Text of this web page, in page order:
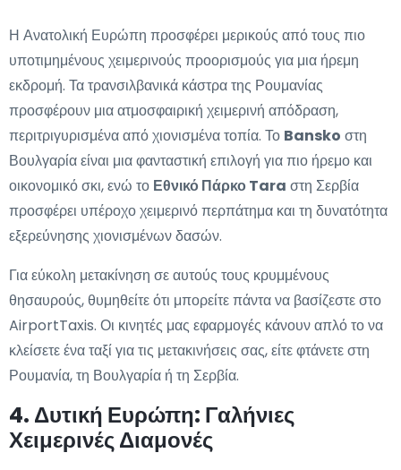
Η Ανατολική Ευρώπη προσφέρει μερικούς από τους πιο
υποτιμημένους χειμερινούς προορισμούς για μια ήρεμη
εκδρομή. Τα τρανσιλβανικά κάστρα της Ρουμανίας
προσφέρουν μια ατμοσφαιρική χειμερινή απόδραση,
περιτριγυρισμένα από χιονισμένα τοπία. Το Bansko στη
Βουλγαρία είναι μια φανταστική επιλογή για πιο ήρεμο και
οικονομικό σκι, ενώ το Εθνικό Πάρκο Tara στη Σερβία
προσφέρει υπέροχο χειμερινό περπάτημα και τη δυνατότητα
εξερεύνησης χιονισμένων δασών.
Για εύκολη μετακίνηση σε αυτούς τους κρυμμένους
θησαυρούς, θυμηθείτε ότι μπορείτε πάντα να βασίζεστε στο
AirportTaxis. Οι κινητές μας εφαρμογές κάνουν απλό το να
κλείσετε ένα ταξί για τις μετακινήσεις σας, είτε φτάνετε στη
Ρουμανία, τη Βουλγαρία ή τη Σερβία.
4. Δυτική Ευρώπη: Γαλήνιες
Χειμερινές Διαμονές